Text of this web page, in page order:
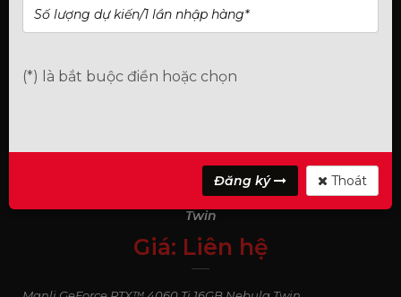
Card đồ hoạ Manli GeForce RTX™ 4060 Ti 16GB Nebula
Twin
Giá: Liên hệ
0₫
(*) là bắt buộc điền hoặc chọn
Đăng ký Thoát